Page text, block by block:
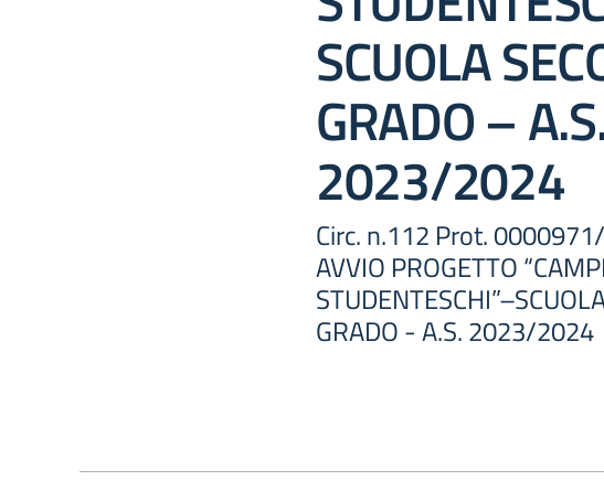
SCUOLA
GRADO –
2023/2024
Circ. n.112 Prot.
AVVIO PROGETTO
GRADO - A.S. 2023/2024